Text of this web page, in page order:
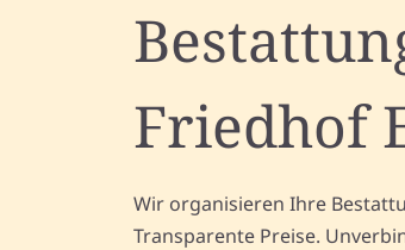
Friedhof
Wir organisieren Ihre
Transparente Preise.